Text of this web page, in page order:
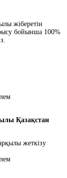
жіберетін
бойынша 100%
Қазақстан
жеткізу